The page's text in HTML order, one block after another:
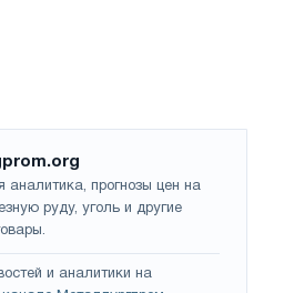
аналитика, прогнозы цен на
руду, уголь и другие
и аналитики на